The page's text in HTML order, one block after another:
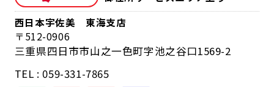
西日本宇佐美 東海支店
512-0906
三重県四日市市山之一色町字池之谷口1569-2
TEL : 059-331-7865